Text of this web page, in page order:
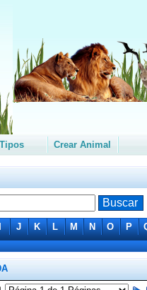
Tipos Crear Animal
J K L M N O P